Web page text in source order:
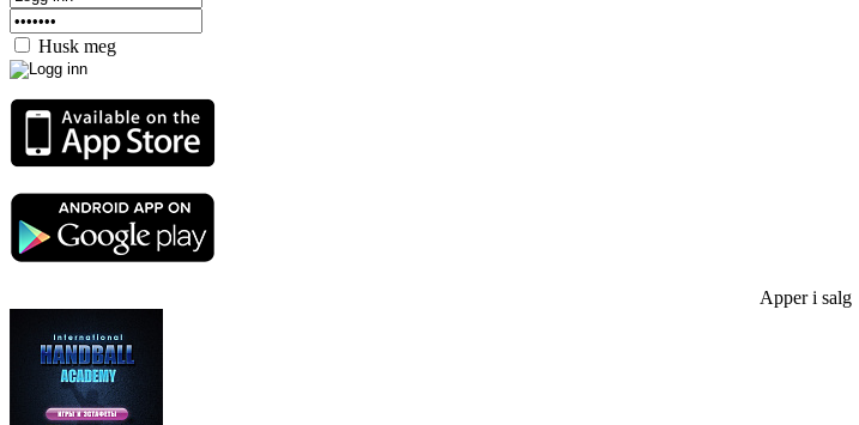
Husk meg
Apper i salg